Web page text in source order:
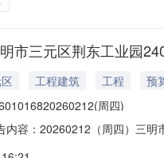
市三元区荆东工业园
工程建筑 工程
预
周四)
内容：20260212（周四）三